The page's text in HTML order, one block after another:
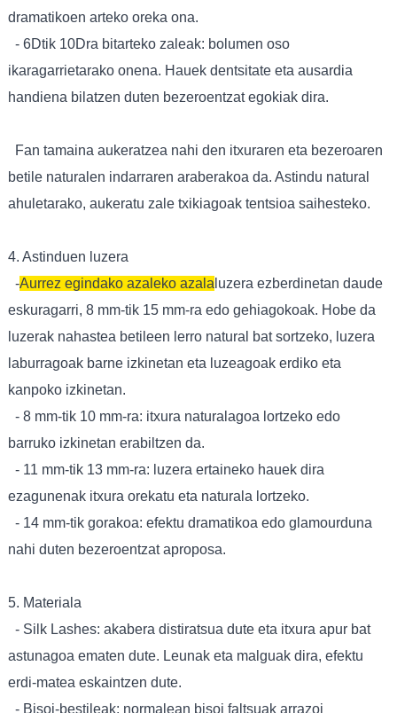
dramatikoen arteko oreka ona.
- 6Dtik 10Dra bitarteko zaleak: bolumen oso
ikaragarrietarako onena. Hauek dentsitate eta ausardia
handiena bilatzen duten bezeroentzat egokiak dira.
Fan tamaina aukeratzea nahi den itxuraren eta bezeroaren
betile naturalen indarraren araberakoa da. Astindu natural
ahuletarako, aukeratu zale txikiagoak tentsioa saihesteko.
4. Astinduen luzera
-Aurrez egindako azaleko azalaluzera ezberdinetan daude
eskuragarri, 8 mm-tik 15 mm-ra edo gehiagokoak. Hobe da
luzerak nahastea betileen lerro natural bat sortzeko, luzera
laburragoak barne izkinetan eta luzeagoak erdiko eta
kanpoko izkinetan.
- 8 mm-tik 10 mm-ra: itxura naturalagoa lortzeko edo
barruko izkinetan erabiltzen da.
- 11 mm-tik 13 mm-ra: luzera ertaineko hauek dira
ezagunenak itxura orekatu eta naturala lortzeko.
- 14 mm-tik gorakoa: efektu dramatikoa edo glamourduna
nahi duten bezeroentzat aproposa.
5. Materiala
- Silk Lashes: akabera distiratsua dute eta itxura apur bat
astunagoa ematen dute. Leunak eta malguak dira, efektu
erdi-matea eskaintzen dute.
- Bisoi-bestileak: normalean bisoi faltsuak arrazoi